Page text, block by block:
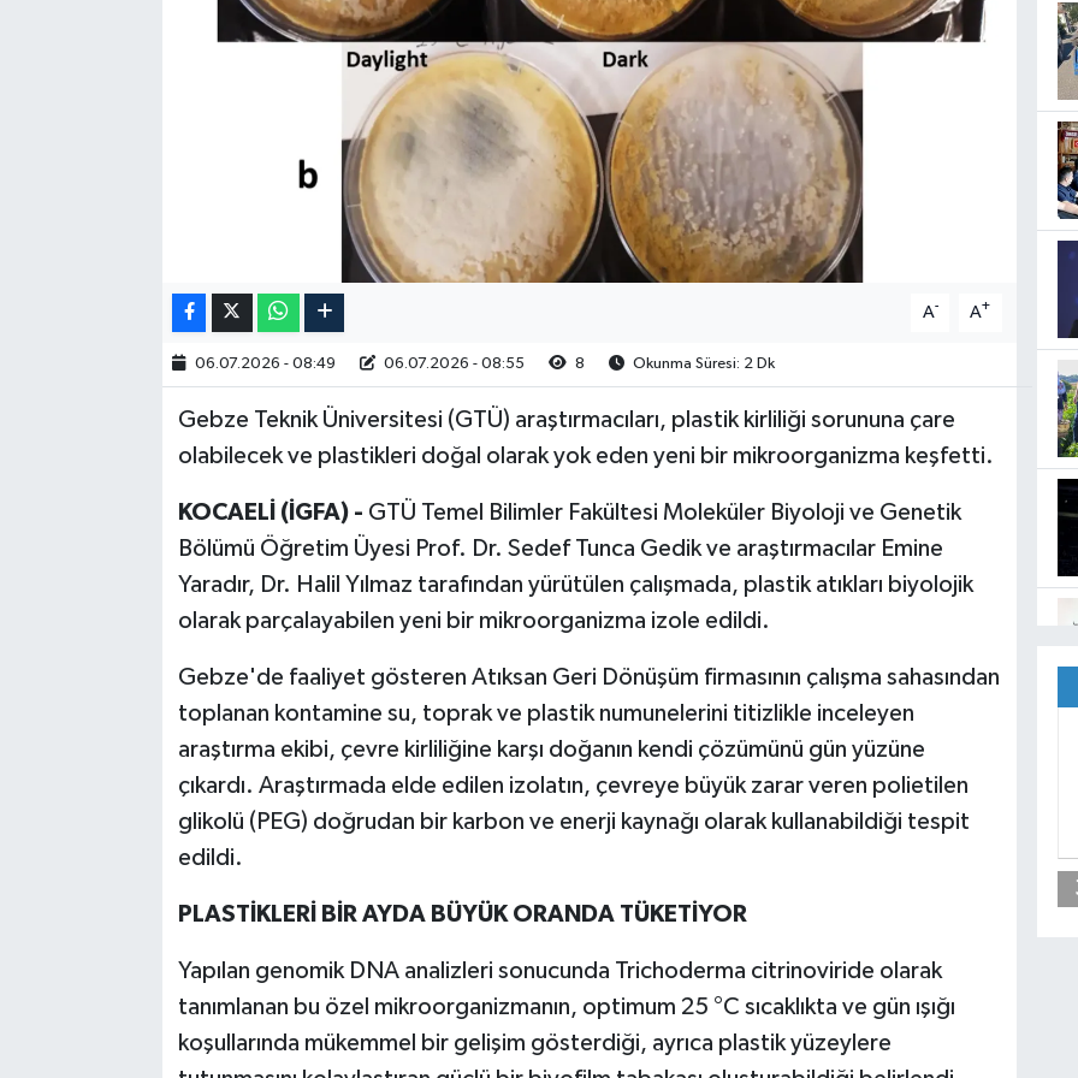
A- A+
06.07.2026 - 08:49 06.07.2026 - 08:55 8 Okunma Süresi: 2 Dk
Gebze Teknik Üniversitesi (GTÜ) araştırmacıları, plastik kirliliği sorununa çare
olabilecek ve plastikleri doğal olarak yok eden yeni bir mikroorganizma keşfetti.
KOCAELİ (İGFA) - GTÜ Temel Bilimler Fakültesi Moleküler Biyoloji ve Genetik
Bölümü Öğretim Üyesi Prof. Dr. Sedef Tunca Gedik ve araştırmacılar Emine
Yaradır, Dr. Halil Yılmaz tarafından yürütülen çalışmada, plastik atıkları biyolojik
olarak parçalayabilen yeni bir mikroorganizma izole edildi.
Gebze'de faaliyet gösteren Atıksan Geri Dönüşüm firmasının çalışma sahasından
toplanan kontamine su, toprak ve plastik numunelerini titizlikle inceleyen
araştırma ekibi, çevre kirliliğine karşı doğanın kendi çözümünü gün yüzüne
çıkardı. Araştırmada elde edilen izolatın, çevreye büyük zarar veren polietilen
glikolü (PEG) doğrudan bir karbon ve enerji kaynağı olarak kullanabildiği tespit
edildi.
PLASTİKLERİ BİR AYDA BÜYÜK ORANDA TÜKETİYOR
Yapılan genomik DNA analizleri sonucunda Trichoderma citrinoviride olarak
tanımlanan bu özel mikroorganizmanın, optimum 25 °C sıcaklıkta ve gün ışığı
koşullarında mükemmel bir gelişim gösterdiği, ayrıca plastik yüzeylere